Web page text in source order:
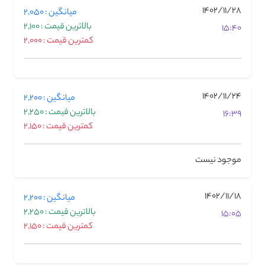
1402/11/28
15:40
میانگین : 2,050
بالاترین قیمت : 2,100
کمترین قیمت : 2,000
1402/11/24
16:39
میانگین : 2,200
بالاترین قیمت : 2,250
کمترین قیمت : 2,150
موجود نیست
1402/11/18
15:05
میانگین : 2,200
بالاترین قیمت : 2,250
کمترین قیمت : 2,150